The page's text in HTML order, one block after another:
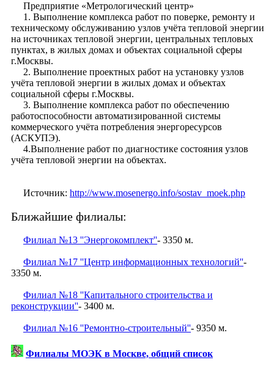
Предприятие «Метрологический центр»
1. Выполнение комплекса работ по поверке, ремонту и
техническому обслуживанию узлов учёта тепловой энергии
на источниках тепловой энергии, центральных тепловых
пунктах, в жилых домах и объектах социальной сферы
г.Москвы.
2. Выполнение проектных работ на установку узлов
учёта тепловой энергии в жилых домах и объектах
социальной сферы г.Москвы.
3. Выполнение комплекса работ по обеспечению
работоспособности автоматизированной системы
коммерческого учёта потребления энергоресурсов
(АСКУПЭ).
4.Выполнение работ по диагностике состояния узлов
учёта тепловой энергии на объектах.
Источник: http://www.mosenergo.info/sostav_moek.php
Ближайшие филиалы:
Филиал №13 ''Энергокомплект''- 3350 м.
Филиал №17 ''Центр информационных технологий''-
3350 м.
Филиал №18 ''Капитального строительства и
реконструкции''- 3400 м.
Филиал №16 ''Ремонтно-строительный''- 9350 м.
Филиалы МОЭК в Москве, общий список